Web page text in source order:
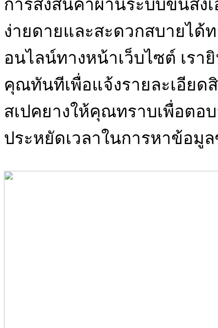
การส่งสินค้าผ่านระบบขนส่ง
ง่ายดายและสะดวกสบายได้
อนไลน์ทางหน้าเว็บไซต์ เร
คุณทันทีเพื่อแจ้งรายละเอียด
สเปคยางให้คุณทราบเพื่อตอ
ประหยัดเวลาในการหาข้อมู